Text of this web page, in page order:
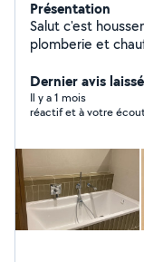
Présentation
Salut c'est
plomberie et chauffage climatisation j'ai
Dernier avis
Il y a 1 mois
réactif et à votre